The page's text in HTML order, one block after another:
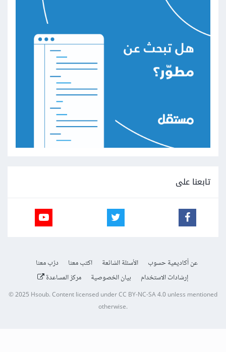
تابعنا على
عن أكاديمية حسوب الأسئلة الشائعة اكتب معنا
درّب معنا
إرشادات الاستخدام
بيان الخصوصية مركز المساعدة
© 2025 Hsoub.Content licensed underCC BY-NC-SA 4.0unless mentioned
otherwise.